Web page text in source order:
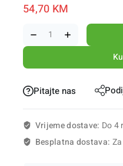
54,70 KM
Pitajte nas
Vrijeme dostave: Do 4
Besplatna dostava: